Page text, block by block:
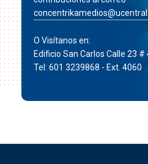
O Visítanos en:
Edificio San Carlos Calle 23 #
Tel: 601 3239868 - Ext. 4060